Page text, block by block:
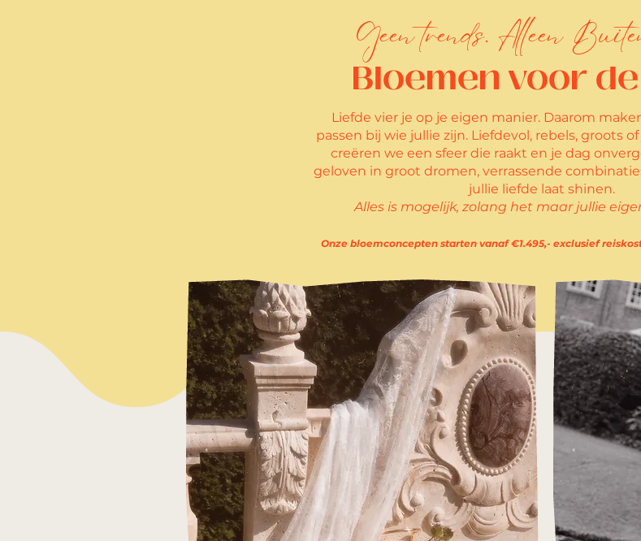
Geen trends. Alleen
Bloemen voor
Liefde vier je op je eigen manier. Daarom
passen bij wie jullie zijn. Liefdevol, rebels, groots
creëren we een sfeer die raakt en je dag
geloven in groot dromen, verrassende
jullie liefde laat shinen.
Alles is mogelijk, zolang het maar jullie
Onze bloemconcepten starten vanaf €1.495,- exclusief